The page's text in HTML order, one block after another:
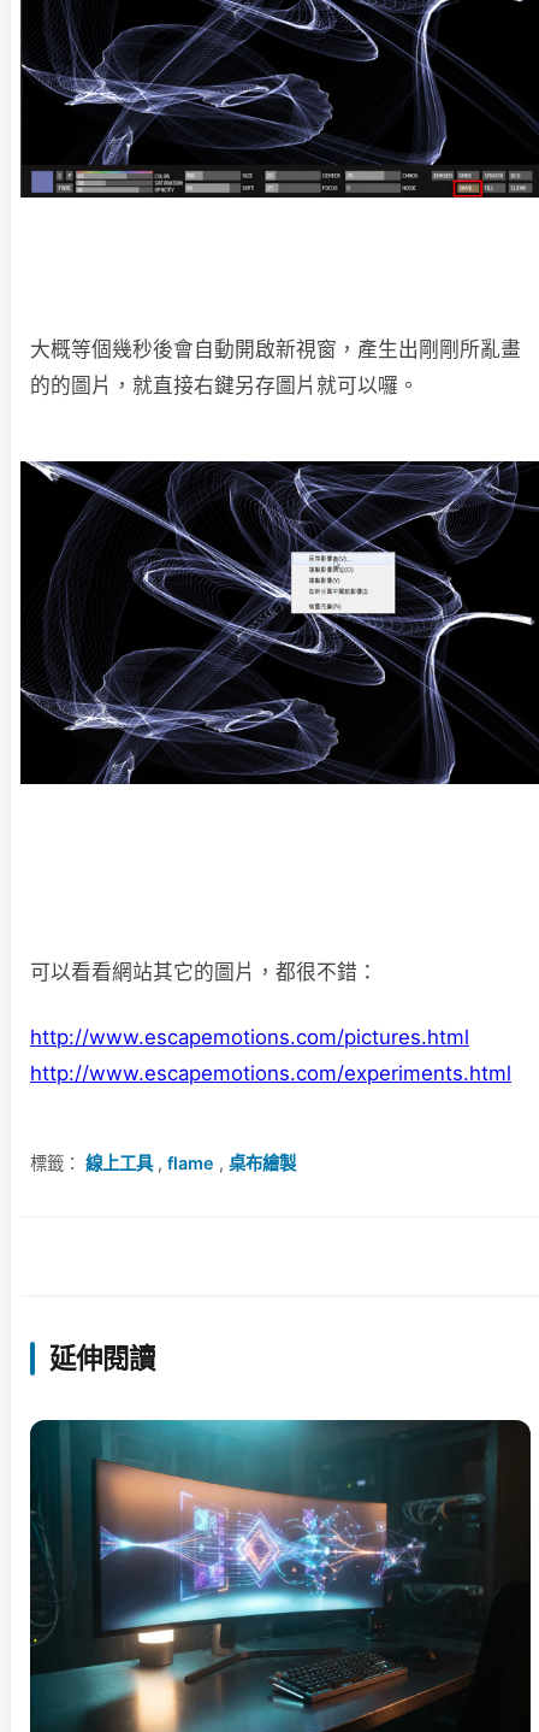
大概等個幾秒後會自動開啟新視窗，產生出剛剛所亂畫
的的圖片，就直接右鍵另存圖片就可以囉。
可以看看網站其它的圖片，都很不錯：
http://www.escapemotions.com/pictures.html
http://www.escapemotions.com/experiments.html
標籤： 線上工具, flame , 桌布繪製
延伸閱讀